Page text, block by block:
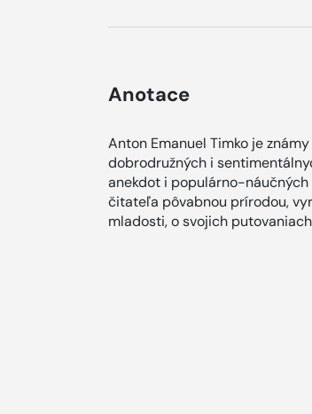
Anotace
Anton Emanuel Timko je
dobrodružných i
anekdot i populárno-
čitateľa pôvabnou prírodou,
mladosti, o svojich